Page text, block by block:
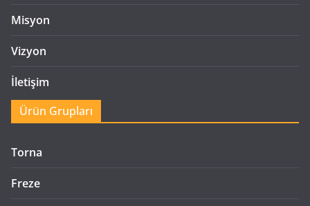
Misyon
Vizyon
İletişim
Ürün Grupları
Torna
Freze